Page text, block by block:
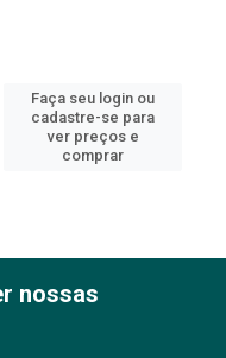
Faça seu login ou
cadastre-se para
ver preços e
comprar
nossas